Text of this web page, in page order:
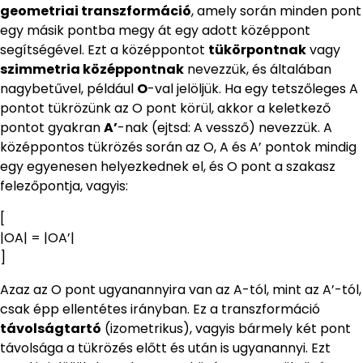
geometriai transzformáció, amely során minden pont
egy másik pontba megy át egy adott középpont
segítségével. Ezt a középpontot tükörpontnakvagy
szimmetria középpontnak nevezzük, és általában
nagybetűvel, például O-val jelöljük. Ha egy tetszőleges A
pontot tükrözünk az O pont körül, akkor a keletkező
pontot gyakranA’-nak (ejtsd: A vessző) nevezzük. A
középpontos tükrözés során az O, A és A’ pontok mindig
egy egyenesen helyezkednek el, és O pont a szakasz
felezőpontja, vagyis:
[
|OA| = |OA’|
]
Azaz az O pont ugyanannyira van az A-tól, mint az A’-tól,
csak épp ellentétes irányban. Ez a transzformáció
távolságtartó (izometrikus), vagyis bármely két pont
távolsága a tükrözés előtt és után is ugyanannyi. Ezt